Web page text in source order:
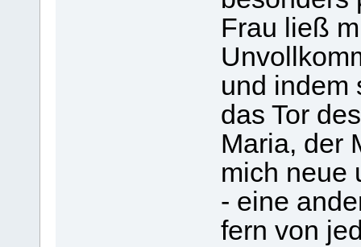
Frau ließ
und indem
das Tor
Maria, der
mich neue
- eine
fern von